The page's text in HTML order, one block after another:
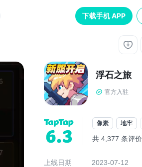
下载手机 APP
浮石之旅
官方入驻
6.3
像素 地牢
共 4,377 条评价
上线日期
2023-07-12